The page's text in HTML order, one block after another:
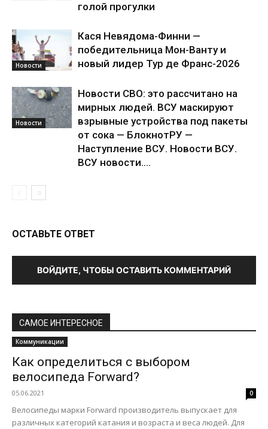
голой прогулки
Новости
Кася Невядома-Финни —
победительница Мон-Ванту и
новый лидер Тур де Франс-2026
Новости
Новости СВО: это рассчитано на
мирных людей. ВСУ маскируют
взрывные устройства под пакеты
от сока — БлокнотРУ —
Наступление ВСУ. Новости ВСУ.
ВСУ новости....
ОСТАВЬТЕ ОТВЕТ
ВОЙДИТЕ, ЧТОБЫ ОСТАВИТЬ КОММЕНТАРИЙ
САМОЕ ИНТЕРЕСНОЕ
Коммуникации
Как определиться с выбором
велосипеда Forward?
05.06.2021 0
Велосипеды марки Forward производитель выпускает для
различных категорий катания и возраста и веса людей. Для